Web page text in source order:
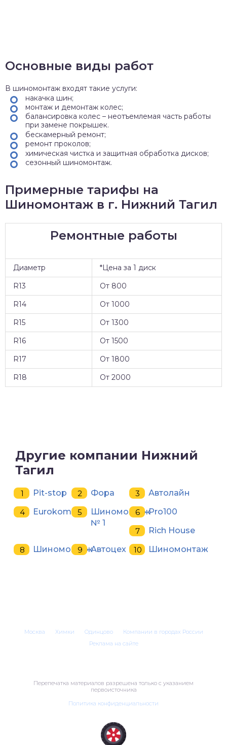
Основные виды работ
В шиномонтаж входят такие услуги:
накачка шин;
монтаж и демонтаж колес;
балансировка колес – неотъемлемая часть работы
при замене покрышек.
бескамерный ремонт;
ремонт проколов;
химическая чистка и защитная обработка дисков;
сезонный шиномонтаж.
Примерные тарифы на
Шиномонтаж в г. Нижний Тагил
Ремонтные работы
Диаметр
*Цена за 1 диск
R13
От 800
R14
От 1000
R15
От 1300
R16
От 1500
R17
От 1800
R18
От 2000
Другие компании Нижний
Тагил
Pit-stop Фора
Автолайн
Eurokomfort Шиномонтаж
№ 1
Pro100
Rich House
ШиномонтажАвтоцех Шиномонтаж
Москва Химки Одинцово
Компании в городах России
Реклама на сайте
Перепечатка материалов разрешена только с указанием
первоисточника
Политика конфиденциальности